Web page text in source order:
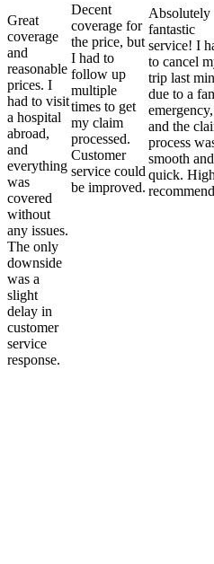
Great
coverage
and
reasonable
prices. I
had to visit
a hospital
abroad,
and
everything
was
covered
without
any issues.
The only
downside
was a
slight
delay in
customer
service
response.
Decent
coverage for
the price, but
I had to
follow up
multiple
times to get
my claim
processed.
Customer
service could
be improved.
Absolutely
fantastic
service! I
to cancel
trip last
due to a
emergency,
and the
process
smooth and
quick.